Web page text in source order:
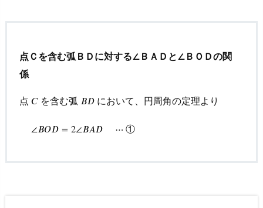
１
解
解
点Ｃを含む弧ＢＤに対する∠ＢＡＤと∠ＢＯＤの関
係
点 𝐶
C を含む弧 𝐵𝐷
BD において、円周角の定理より
∠𝐵𝑂𝐷 = 2∠𝐵𝐴𝐷 ⋯ ①
∠BOD= 2∠BAD⋯ ①